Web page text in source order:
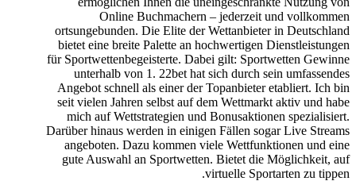
Online Buchmachern – jederzeit und vollkommen
ortsungebunden. Die Elite der Wettanbieter in Deutschland
bietet eine breite Palette an hochwertigen Dienstleistungen
für Sportwettenbegeisterte. Dabei gilt: Sportwetten Gewinne
unterhalb von 1. 22bet hat sich durch sein umfassendes
Angebot schnell als einer der Topanbieter etabliert. Ich bin
seit vielen Jahren selbst auf dem Wettmarkt aktiv und habe
mich auf Wettstrategien und Bonusaktionen spezialisiert.
Darüber hinaus werden in einigen Fällen sogar Live Streams
angeboten. Dazu kommen viele Wettfunktionen und eine
gute Auswahl an Sportwetten. Bietet die Möglichkeit, auf
virtuelle Sportarten zu tippen.